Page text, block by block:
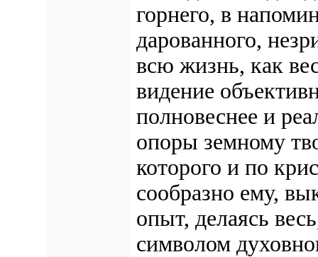
горнего, в
дарованного,
всю жизнь, как
видение
полновеснее и
опоры земному
которого и по
сообразно ему,
опыт, делаясь
символом